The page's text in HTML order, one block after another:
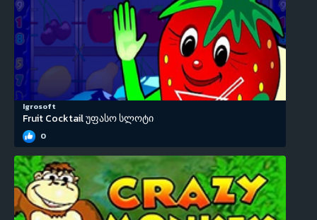
Igrosoft
Fruit Cocktail უფასო სლოტი
0